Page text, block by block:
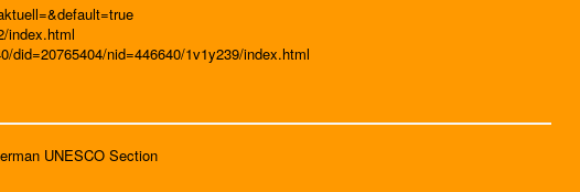
index.html
did=20765404/nid=446640/1v1y239/index.html
UNESCO Section